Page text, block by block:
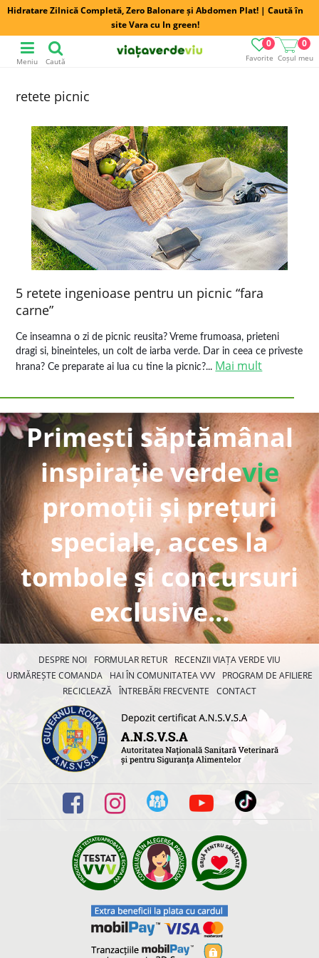
Hidratare Zilnică Completă, Zero Balonare și Abdomen Plat! | Caută în
site Vara cu In green!
Favorite
0
Coșul meu
0
Meniu Caută
retete picnic
5 retete ingenioase pentru un picnic “fara
carne”
Ce inseamna o zi de picnic reusita? Vreme frumoasa, prieteni
dragi si, bineinteles, un colt de iarba verde. Dar in ceea ce priveste
hrana? Ce preparate ai lua cu tine la picnic?... Mai mult
Primești săptămânal
inspirație verdevie
promoții și prețuri
speciale, acces la
tombole și concursuri
exclusive...
DESPRE NOI FORMULAR RETUR
RECENZII VIAȚA VERDE VIU
URMĂREȘTE COMANDA
HAI ÎN COMUNITATEA VVV
PROGRAM DE AFILIERE
RECICLEAZĂ ÎNTREBĂRI FRECVENTE CONTACT